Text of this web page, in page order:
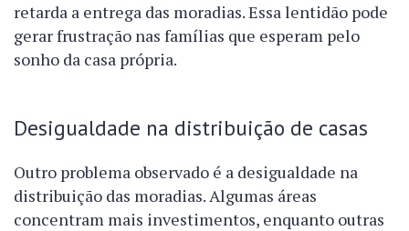
retarda a entrega das moradias. Essa lentidão pode
gerar frustração nas famílias que esperam pelo
sonho da casa própria.
Desigualdade na distribuição de casas
Outro problema observado é a desigualdade na
distribuição das moradias. Algumas áreas
concentram mais investimentos, enquanto outras